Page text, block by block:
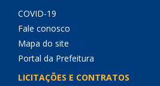
COVID-19
Fale conosco
Mapa do site
Portal da Prefeitura
LICITAÇÕES E CONTRATOS